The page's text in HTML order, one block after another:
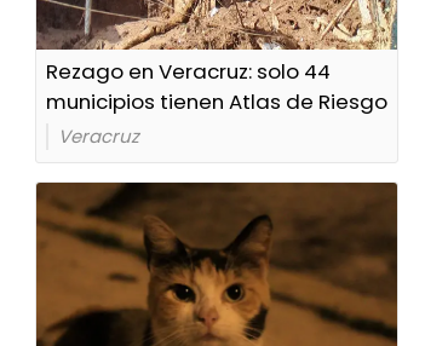
Rezago en Veracruz: solo 44
municipios tienen Atlas de Riesgo
Veracruz